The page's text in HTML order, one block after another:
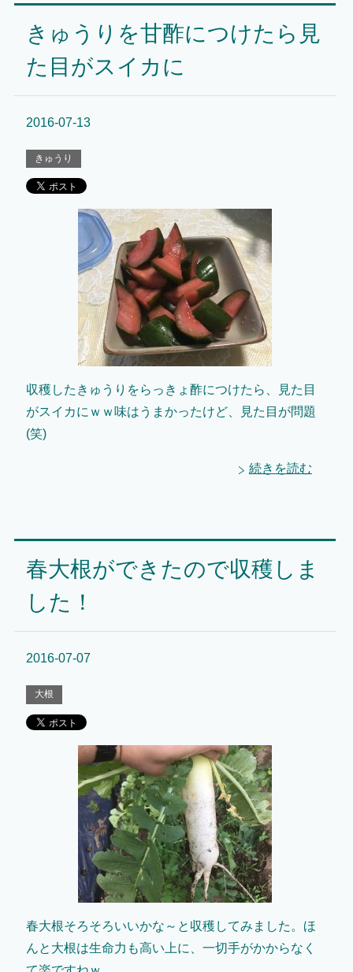
きゅうりを甘酢につけたら見
た目がスイカに
2016-07-13
きゅうり
収穫したきゅうりをらっきょ酢につけたら、見た目
がスイカにｗｗ味はうまかったけど、見た目が問題
(笑)
続きを読む
春大根ができたので収穫しま
した！
2016-07-07
大根
春大根そろそろいいかな～と収穫してみました。ほ
んと大根は生命力も高い上に、一切手がかからなく